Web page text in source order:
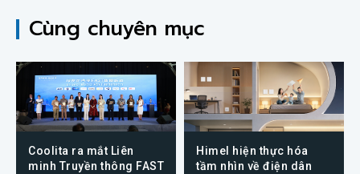
Cùng chuyên mục
Coolita ra mắt Liên
minh Truyền thông FAST
Himel hiện thực hóa
tầm nhìn về điện dân